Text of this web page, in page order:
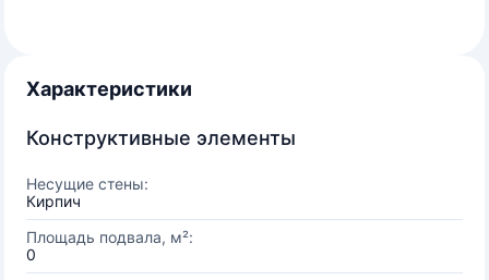
Характеристики
Конструктивные элементы
Несущие стены:
Кирпич
Площадь подвала, м²:
0